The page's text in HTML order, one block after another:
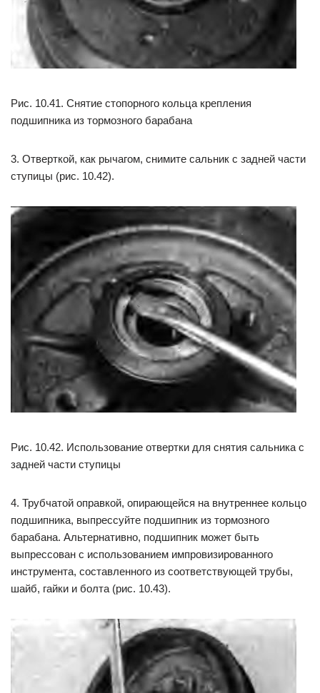
Рис. 10.41. Снятие стопорного кольца крепления
подшипника из тормозного барабана
3. Отверткой, как рычагом, снимите сальник с задней части
ступицы (рис. 10.42).
Рис. 10.42. Использование отвертки для снятия сальника с
задней части ступицы
4. Трубчатой оправкой, опирающейся на внутреннее кольцо
подшипника, выпрессуйте подшипник из тормозного
барабана. Альтернативно, подшипник может быть
выпрессован с использованием импровизированного
инструмента, составленного из соответствующей трубы,
шайб, гайки и болта (рис. 10.43).